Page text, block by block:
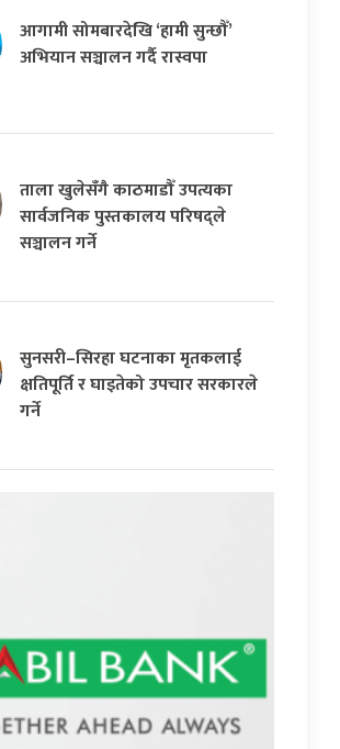
आगामी सोमबारदेखि ‘हामी सुन्छौँ’
अभियान सञ्चालन गर्दै रास्वपा
ताला खुलेसँगै काठमाडौँ उपत्यका
सार्वजनिक पुस्तकालय परिषद्ले
सञ्चालन गर्ने
सुनसरी–सिरहा घटनाका मृतकलाई
क्षतिपूर्ति र घाइतेको उपचार सरकारले
गर्ने